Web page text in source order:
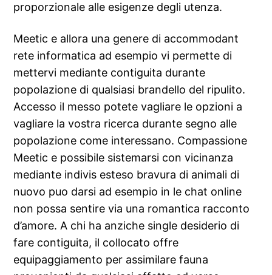
proporzionale alle esigenze degli utenza.
Meetic e allora una genere di accommodant
rete informatica ad esempio vi permette di
mettervi mediante contiguita durante
popolazione di qualsiasi brandello del ripulito.
Accesso il messo potete vagliare le opzioni a
vagliare la vostra ricerca durante segno alle
popolazione come interessano. Compassione
Meetic e possibile sistemarsi con vicinanza
mediante indivis esteso bravura di animali di
nuovo puo darsi ad esempio in le chat online
non possa sentire via una romantica racconto
d’amore. A chi ha anziche single desiderio di
fare contiguita, il collocato offre
equipaggiamento per assimilare fauna